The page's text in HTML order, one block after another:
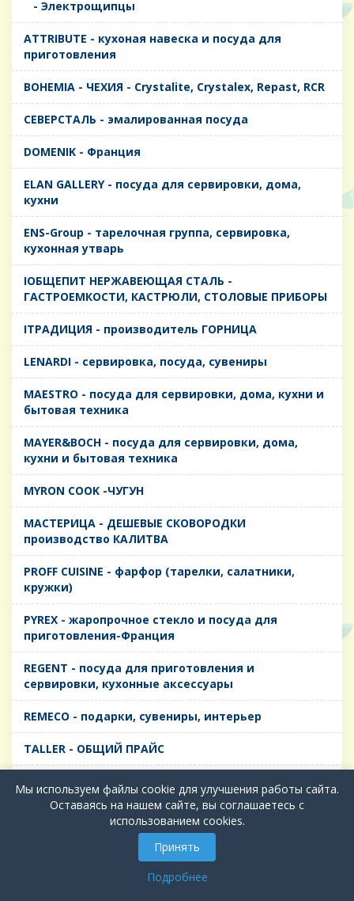
- Электрощипцы
ATTRIBUTE - кухоная навеска и посуда для
приготовления
BOHEMIA - ЧЕХИЯ - Crystalite, Crystalex, Repast, RCR
CЕВЕРСТАЛЬ - эмалированная посуда
DOMENIK - Франция
ELAN GALLERY - посуда для сервировки, дома,
кухни
ENS-Group - тарелочная группа, сервировка,
кухонная утварь
IОБЩЕПИТ НЕРЖАВЕЮЩАЯ СТАЛЬ -
ГАСТРОЕМКОСТИ, КАСТРЮЛИ, СТОЛОВЫЕ ПРИБОРЫ
IТРАДИЦИЯ - производитель ГОРНИЦА
LENARDI - сервировка, посуда, сувениры
MAESTRO - посуда для сервировки, дома, кухни и
бытовая техника
MAYER&BOCH - посуда для сервировки, дома,
кухни и бытовая техника
MYRON COOK -ЧУГУН
MАСТЕРИЦА - ДЕШЕВЫЕ СКОВОРОДКИ
производство КАЛИТВА
PROFF CUISINE - фарфор (тарелки, салатники,
кружки)
PYREX - жаропрочное стекло и посуда для
приготовления-Франция
REGENT - посуда для приготовления и
сервировки, кухонные аксессуары
REMECO - подарки, сувениры, интерьер
TALLER - ОБЩИЙ ПРАЙС
TIMA - посуда для приготовления и сервировки,
кухонные аксессуары
БИОСТАЛЬ - ТЕРМОСА
Мы используем файлы cookie для улучшения работы сайта.
Оставаясь на нашем сайте, вы соглашаетесь с
использованием cookies.
Принять
Подробнее